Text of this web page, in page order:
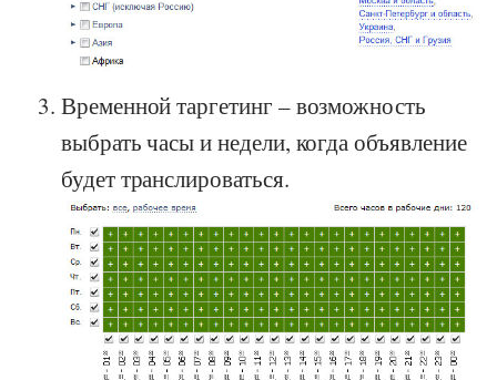
Временной таргетинг – возможность
выбрать часы и недели, когда объявление
будет транслироваться.